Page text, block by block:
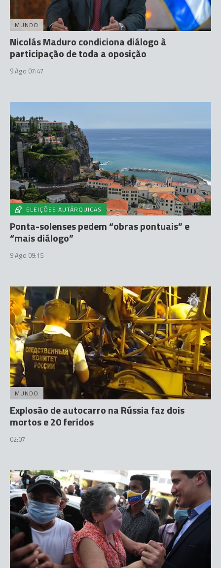
MUNDO
Nicolás Maduro condiciona diálogo à
participação de toda a oposição
9 Ago 07:47
ELEIÇÕES AUTÁRQUICAS
Ponta-solenses pedem “obras pontuais” e
“mais diálogo”
9 Ago 09:15
MUNDO
Explosão de autocarro na Rússia faz dois
mortos e 20 feridos
02:07